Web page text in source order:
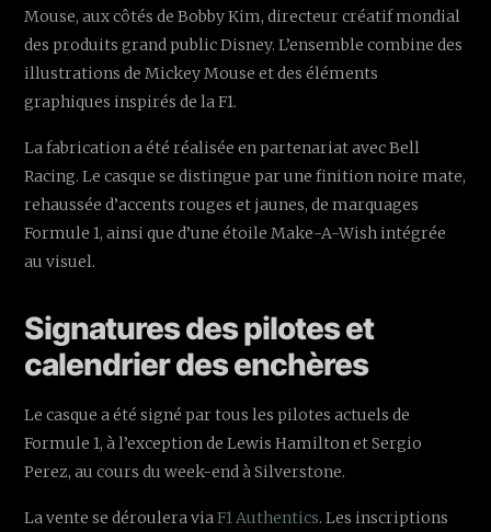
Mouse, aux côtés de Bobby Kim, directeur créatif mondial
des produits grand public Disney. L’ensemble combine des
illustrations de Mickey Mouse et des éléments
graphiques inspirés de la F1.
La fabrication a été réalisée en partenariat avec Bell
Racing. Le casque se distingue par une finition noire mate,
rehaussée d’accents rouges et jaunes, de marquages
Formule 1, ainsi que d’une étoile Make-A-Wish intégrée
au visuel.
Signatures des pilotes et
calendrier des enchères
Le casque a été signé par tous les pilotes actuels de
Formule 1, à l’exception de Lewis Hamilton et Sergio
Perez, au cours du week-end à Silverstone.
La vente se déroulera viaF1 Authentics. Les inscriptions